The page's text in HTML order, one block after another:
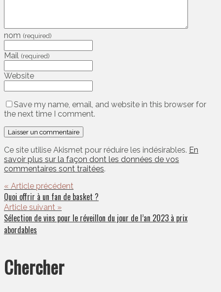
nom (required)
Mail (required)
Website
Save my name, email, and website in this browser for
the next time I comment.
Ce site utilise Akismet pour réduire les indésirables. En
savoir plus sur la façon dont les données de vos
commentaires sont traitées.
« Article précédent
Quoi offrir à un fan de basket ?
Article suivant »
Sélection de vins pour le réveillon du jour de l’an 2023 à prix
abordables
Chercher